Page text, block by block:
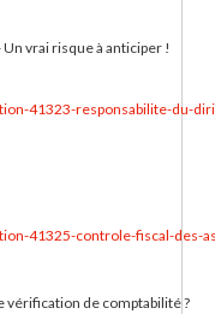
vrai risque à anticiper !
41323-responsabilite-du-
41325-controle-fiscal-des-
vérification de comptabilité ?